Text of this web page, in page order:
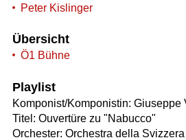
Peter Kislinger
Übersicht
Ö1 Bühne
Playlist
Komponist/Komponistin: Giuseppe
Titel: Ouvertüre zu "Nabucco"
Orchester: Orchestra della